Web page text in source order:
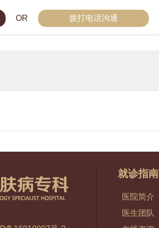
OR 拨打电话沟通
就诊指南
医院简介
医生团队